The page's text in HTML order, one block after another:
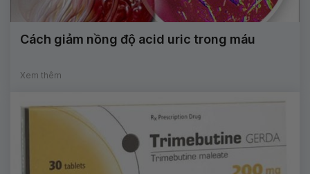
Cách giảm nồng độ acid uric trong máu
Xem thêm